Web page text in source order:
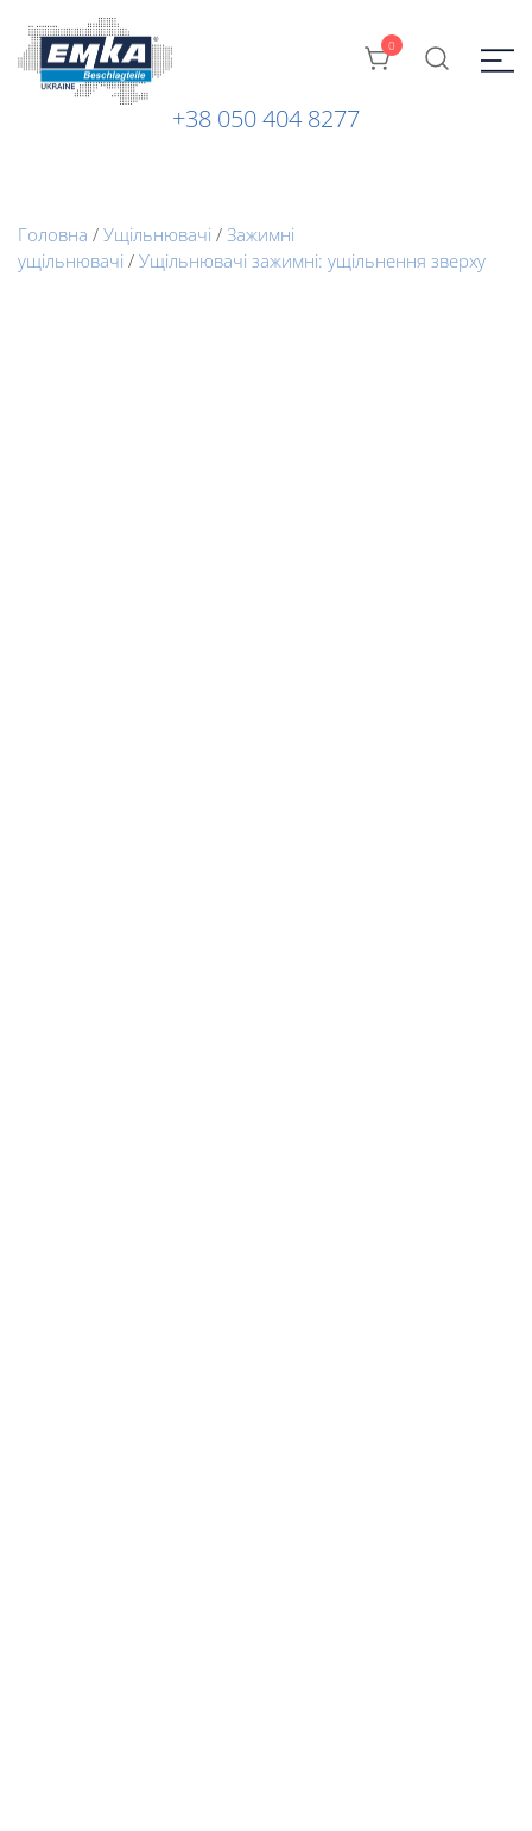
ЕМКА УКРАЇНА
Промислова фурнітура: замки, петлі та ін. від ТМ "EMKA
0
+38 050 404 8277
Головна / Ущільнювачі / Зажимні
ущільнювачі / Ущільнювачі зажимні: ущільнення зверху